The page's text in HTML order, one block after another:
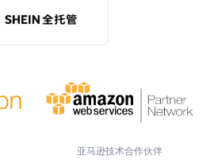
亚马逊技术合作伙伴